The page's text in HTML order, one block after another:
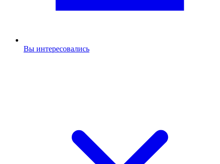
Вы интересовались